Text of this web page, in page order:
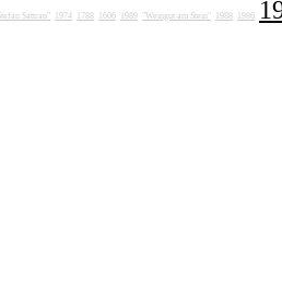
Sattran" 1974 1788 1606 1989 "Weingut am Stein" 1988 1986